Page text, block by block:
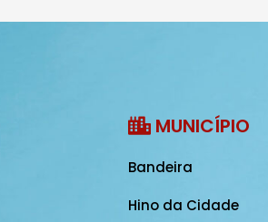
MUNICÍPIO
Bandeira
Hino da Cidade